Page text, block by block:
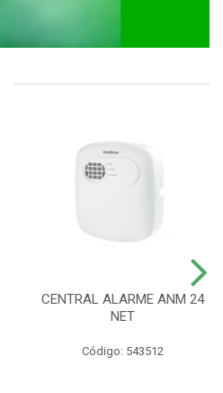
CENTRAL ALARME ANM 24
NET
Código: 543512